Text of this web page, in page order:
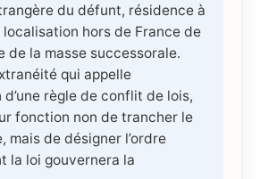
du défunt, résidence à
localisation hors de France de
de la masse successorale.
qui appelle
d’une règle de conflit de lois,
fonction non de trancher le
mais de désigner l’ordre
la loi gouvernera la